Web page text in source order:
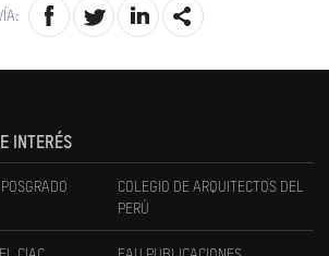
INTERÉS
COLEGIO DE ARQUITECTOS DEL
PERÚ